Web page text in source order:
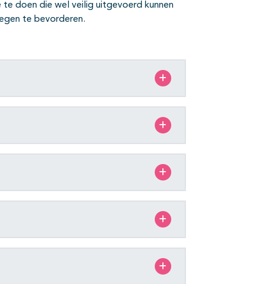
doen die wel veilig uitgevoerd kunnen
te bevorderen.